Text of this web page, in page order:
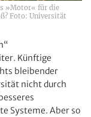
»Motor« für die
Foto: Universität
Künftige
bleibender
nicht durch
Systeme. Aber so